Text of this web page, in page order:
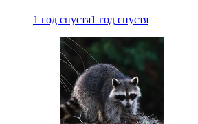
1 год спустя1 год спустя